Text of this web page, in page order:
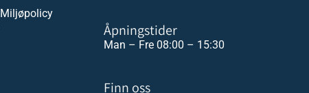
Miljøpolicy
Åpningstider
Man – Fre 08:00 – 15:30
Finn oss